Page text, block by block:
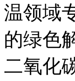
温领域
的绿色
二氧化